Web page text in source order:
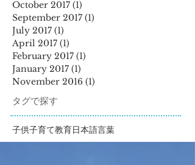
October 2017 (1)
September 2017 (1)
July 2017 (1)
April 2017 (1)
February 2017 (1)
January 2017 (1)
November 2016 (1)
タグで探す
子供子育て教育日本語言葉